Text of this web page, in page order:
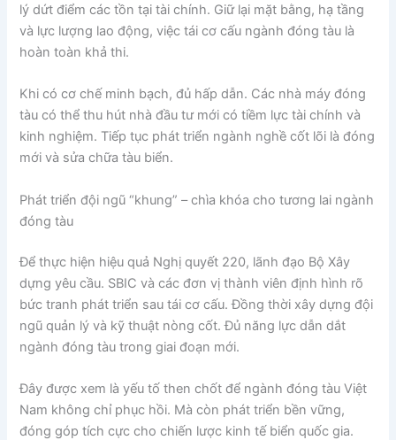
lý dứt điểm các tồn tại tài chính. Giữ lại mặt bằng, hạ tầng
và lực lượng lao động, việc tái cơ cấu ngành đóng tàu là
hoàn toàn khả thi.
Khi có cơ chế minh bạch, đủ hấp dẫn. Các nhà máy đóng
tàu có thể thu hút nhà đầu tư mới có tiềm lực tài chính và
kinh nghiệm. Tiếp tục phát triển ngành nghề cốt lõi là đóng
mới và sửa chữa tàu biển.
Phát triển đội ngũ “khung” – chìa khóa cho tương lai ngành
đóng tàu
Để thực hiện hiệu quả Nghị quyết 220, lãnh đạo Bộ Xây
dựng yêu cầu. SBIC và các đơn vị thành viên định hình rõ
bức tranh phát triển sau tái cơ cấu. Đồng thời xây dựng đội
ngũ quản lý và kỹ thuật nòng cốt. Đủ năng lực dẫn dắt
ngành đóng tàu trong giai đoạn mới.
Đây được xem là yếu tố then chốt để ngành đóng tàu Việt
Nam không chỉ phục hồi. Mà còn phát triển bền vững,
đóng góp tích cực cho chiến lược kinh tế biển quốc gia.